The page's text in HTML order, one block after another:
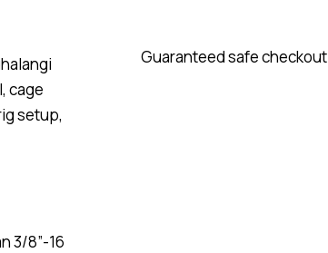
Guaranteed safe checkout
cage
setup,
3/8”-16